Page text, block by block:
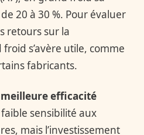
20 à 30 %. Pour évaluer
retours sur la
s’avère utile, comme
fabricants.
meilleure efficacité
sensibilité aux
mais l’investissement